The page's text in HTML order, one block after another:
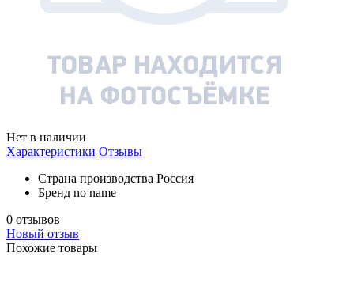
Нет в наличии
Характеристики Отзывы
Страна производства Россия
Бренд no name
0 отзывов
Новый отзыв
Похожие товары